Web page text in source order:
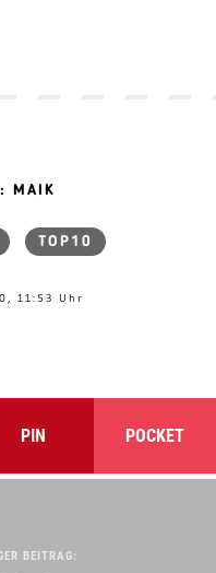
MAIK
TOP10
11:53 Uhr
PIN POCKET
BEITRAG: